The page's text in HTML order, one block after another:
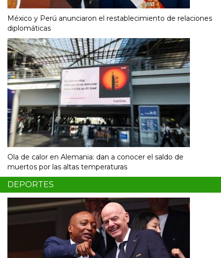
México y Perú anunciaron el restablecimiento de relaciones
diplomáticas
Ola de calor en Alemania: dan a conocer el saldo de
muertos por las altas temperaturas
DEPORTES